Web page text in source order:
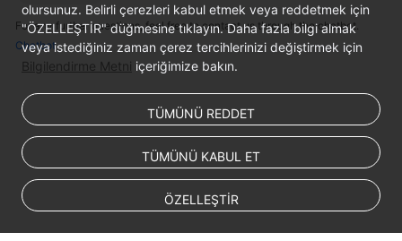
For any further questions, feel free to contact us through the chatbot.
Chatbot
olursunuz. Belirli çerezleri kabul etmek veya reddetmek için
"ÖZELLEŞTİR" düğmesine tıklayın. Daha fazla bilgi almak
veya istediğiniz zaman çerez tercihlerinizi değiştirmek için
Bilgilendirme Metni içeriğimize bakın.
TÜMÜNÜ REDDET
TÜMÜNÜ KABUL ET
ÖZELLEŞTİR